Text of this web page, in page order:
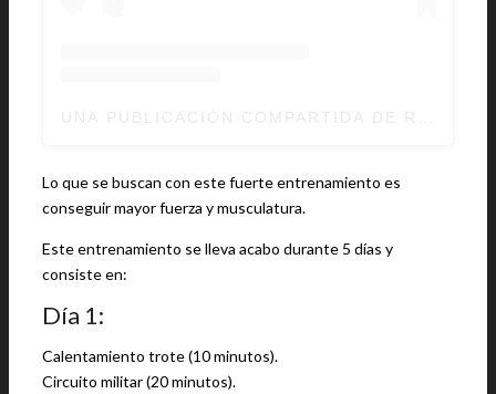
Lo que se buscan con este fuerte entrenamiento es
conseguir mayor fuerza y musculatura.
Este entrenamiento se lleva acabo durante 5 días y
consiste en:
Día 1:
Calentamiento trote (10 minutos).
Circuito militar (20 minutos).